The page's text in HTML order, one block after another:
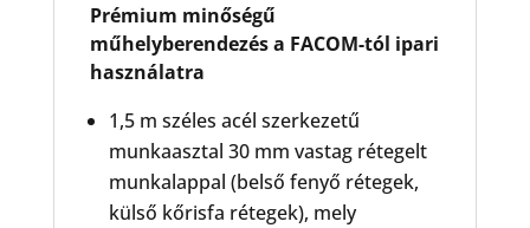
Prémium minőségű
műhelyberendezés a FACOM-tól ipari
használatra
1,5 m széles acél szerkezetű
munkaasztal 30 mm vastag rétegelt
munkalappal (belső fenyő rétegek,
külső kőrisfa rétegek), mely